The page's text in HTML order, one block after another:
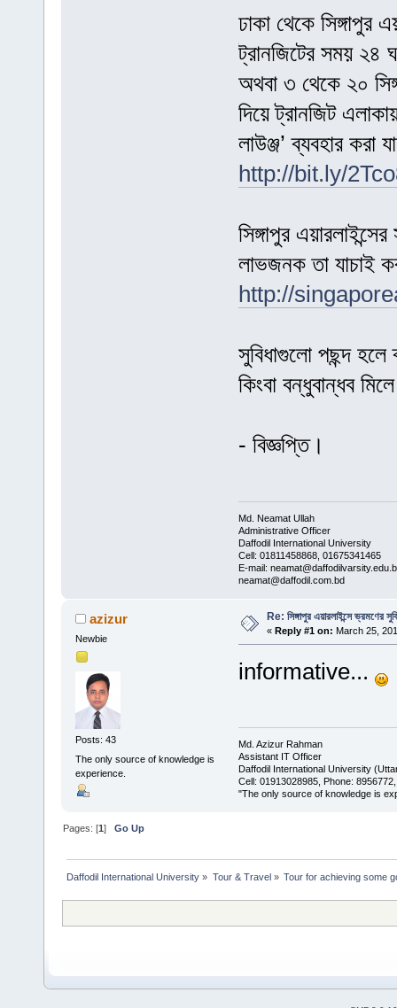
ঢাকা থেকে সিঙ্গাপুর
ট্রানজিটের সময় ২৪
অথবা ৩ থেকে ২০
দিয়ে ট্রানজিট
লাউঞ্জ’ ব্যবহার
http://bit.ly/
সিঙ্গাপুর
লাভজনক তা যাচাই
http://
সুবিধাগুলো পছন্দ হলে
কিংবা বন্ধুবান্ধব
- বিজ্ঞপ্তি।
Md. Neamat Ullah
Administrative Officer
Daffodil International University
Cell: 01811458868, 01675341465
E-mail:
neamat@daffodil.com.bd
azizur
Newbie
Posts: 43
The only source of knowledge is
experience.
Re: সিঙ্গাপুর এয়ারলাইন্সে ভ্রমণের
« Reply #1 on: March 25,
informative...
Md. Azizur Rahman
Assistant IT Officer
Daffodil International University
Cell: 01913028985, Phone:
"The only source of knowledge is
Pages: [1]Go Up
Daffodil International University » Tour & Travel» Tour for achieving some